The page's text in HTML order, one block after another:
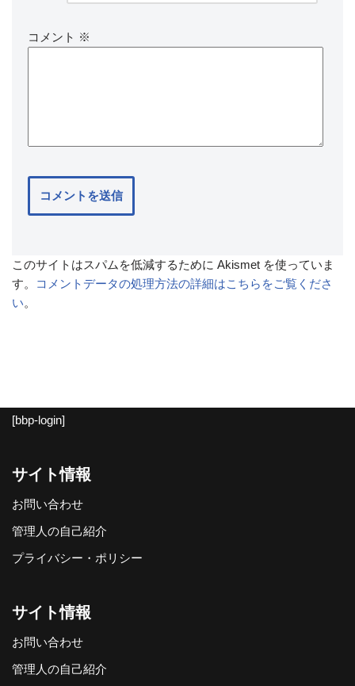
コメント ※
このサイトはスパムを低減するために Akismet を使っていま
す。
コメントデータの処理方法の詳細はこちらをご覧くださ
い。
[bbp-login]
サイト情報
お問い合わせ
管理人の自己紹介
プライバシー・ポリシー
サイト情報
お問い合わせ
管理人の自己紹介